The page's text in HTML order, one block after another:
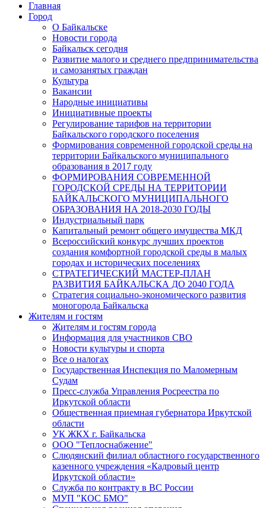
Главная
Город
О Байкальске
Новости города
Байкальск сегодня
Развитие малого и среднего предпринимательства
и самозанятых граждан
Культура
Вакансии
Народные инициативы
Инициативные проекты
Регулирование тарифов на территории
Байкальского городского поселения
Формирования современной городской среды на
территории Байкальского муниципального
образования в 2017 году
ФОРМИРОВАНИЯ СОВРЕМЕННОЙ
ГОРОДСКОЙ СРЕДЫ НА ТЕРРИТОРИИ
БАЙКАЛЬСКОГО МУНИЦИПАЛЬНОГО
ОБРАЗОВАНИЯ НА 2018-2030 ГОДЫ
Индустриальный парк
Капитальный ремонт общего имущества МКД
Всероссийский конкурс лучших проектов
создания комфортной городской среды в малых
городах и исторических поселениях
СТРАТЕГИЧЕСКИЙ МАСТЕР-ПЛАН
РАЗВИТИЯ БАЙКАЛЬСКА ДО 2040 ГОДА
Стратегия социально-экономического развития
моногорода Байкальска
Жителям и гостям
Жителям и гостям города
Информация для участников СВО
Новости культуры и спорта
Все о налогах
Государственная Инспекция по Маломерным
Судам
Пресс-служба Управления Росреестра по
Иркутской области
Общественная приемная губернатора Иркутской
области
УК ЖКХ г. Байкальска
ООО "Теплоснабжение"
Слюдянский филиал областного государственного
казенного учреждения «Кадровый центр
Иркутской области»
Служба по контракту в ВС России
МУП "КОС БМО"